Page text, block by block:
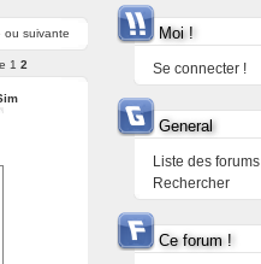
ou suivante
1 2
Moi !
Se connecter !
General
Liste des forums
Rechercher
Ce forum !